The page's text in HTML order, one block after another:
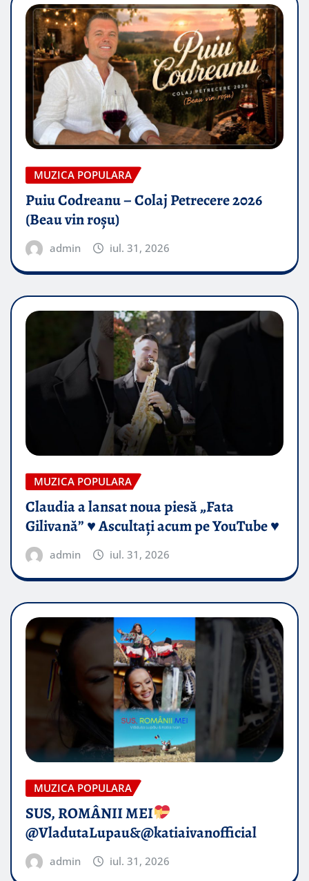
MUZICA POPULARA
Puiu Codreanu – Colaj Petrecere 2026
(Beau vin roșu)
admin iul. 31, 2026
MUZICA POPULARA
Claudia a lansat noua piesă „Fata
Gilivană” ♥️ Ascultați acum pe YouTube ♥️
admin iul. 31, 2026
MUZICA POPULARA
SUS, ROMÂNII MEI
@VladutaLupau&@katiaivanofficial
admin iul. 31, 2026